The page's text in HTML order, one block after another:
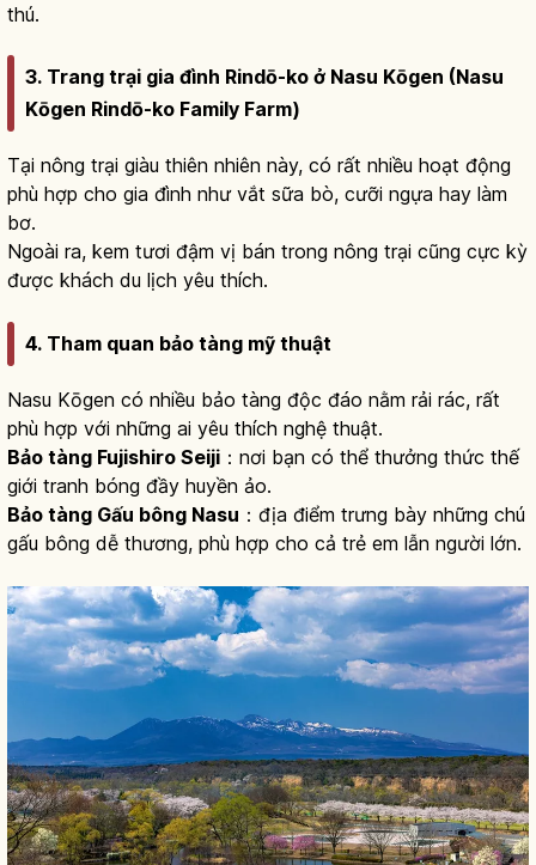
thú.
3. Trang trại gia đình Rindō-ko ở Nasu Kōgen (Nasu
Kōgen Rindō-ko Family Farm)
Tại nông trại giàu thiên nhiên này, có rất nhiều hoạt động
phù hợp cho gia đình như vắt sữa bò, cưỡi ngựa hay làm
bơ.
Ngoài ra, kem tươi đậm vị bán trong nông trại cũng cực kỳ
được khách du lịch yêu thích.
4. Tham quan bảo tàng mỹ thuật
Nasu Kōgen có nhiều bảo tàng độc đáo nằm rải rác, rất
phù hợp với những ai yêu thích nghệ thuật.
Bảo tàng Fujishiro Seiji ：nơi bạn có thể thưởng thức thế
giới tranh bóng đầy huyền ảo.
Bảo tàng Gấu bông Nasu ：địa điểm trưng bày những chú
gấu bông dễ thương, phù hợp cho cả trẻ em lẫn người lớn.